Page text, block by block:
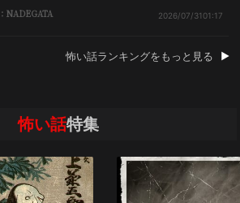
NADEGATA 2026/07/31 01:17
怖い話ランキングをもっと見る
怖い話特集